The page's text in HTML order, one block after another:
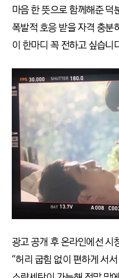
마음 한 뜻으로 함께해준 덕
폭발적 호응 받을 자격 충분
이 한마디 꼭 전하고 싶습니
광고 공개 후 온라인에선 시
“허리 굽힘 없이 편하게 서